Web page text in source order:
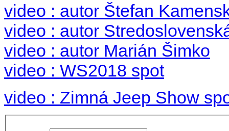
video : autor Štefan
video : autor
video : autor Marián Šimko
video : WS2018 spot
video : Zimná Jeep Show
Používateľské